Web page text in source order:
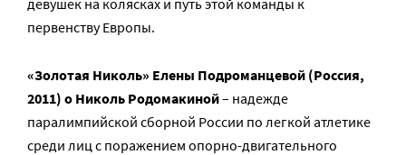
первенству Европы.
«Золотая Николь» Елены Подроманцевой (Россия,
2011) о Николь Родомакиной– надежде
паралимпийской сборной России по легкой атлетике
среди лиц с поражением опорно-двигательного